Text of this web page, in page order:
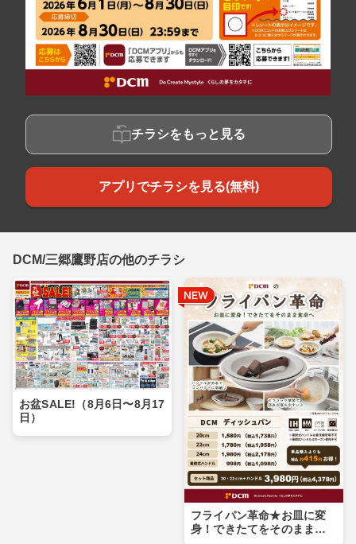
チラシをもっと見る
アプリでチラシを見る(無料)
DCM/三郷鷹野店の他のチラシ
お盆SALE!（8月6日〜8月17
日）
フライパン革命★お皿に変
身！できたてをそのまま食